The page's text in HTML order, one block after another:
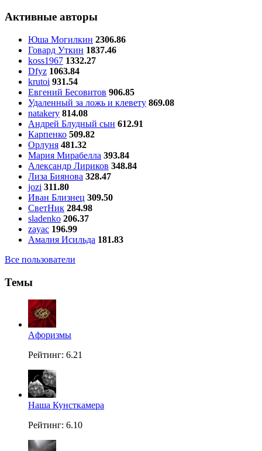
Активные авторы
Юша Могилкин 2306.86
Говард Уткин 1837.46
koss1967 1332.27
Dfyz 1063.84
krutoi 931.54
Евгений Бесовитов 906.85
Удаленный за ложь и клевету 869.08
natakery 814.08
Андрей Блудный сын 612.91
Карпенко 509.82
Орлуня 481.32
Мария Мирабелла 393.84
Александр Лириков 348.84
Лиза Биянова 328.47
jozi 311.80
Иван Близнец 309.50
СветНик 284.98
sladenko 206.37
zayac 196.99
Амалия Исильда 181.83
Все пользователи
Темы
Aфоризмы
Рейтинг: 6.21
Наша Кунсткамера
Рейтинг: 6.10